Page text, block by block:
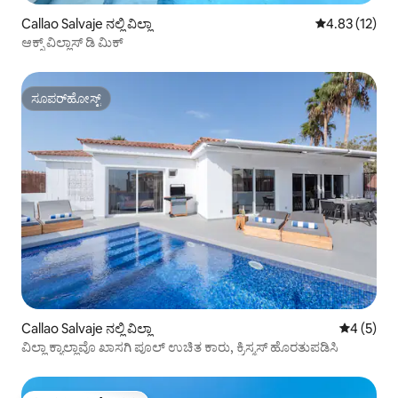
Callao Salvaje ನಲ್ಲಿ ವಿಲ್ಲಾ 5 ರಲ್ಲಿ 4.83
4.83 (12)
ಆಕ್ಸ್ ವಿಲ್ಲಾಸ್ ಡಿ ಮಿಕ್
ಸೂಪರ್‌ಹೋಸ್ಟ್
ಸೂಪರ್‌ಹೋಸ್ಟ್
Callao Salvaje ನಲ್ಲಿ ವಿಲ್ಲಾ 5 ರಲ್ಲಿ 4
4 (5)
ವಿಲ್ಲಾ ಕ್ಯಾಲ್ಲಾವೊ ಖಾಸಗಿ ಪೂಲ್ ಉಚಿತ ಕಾರು, ಕ್ರಿಸ್ಮಸ್ ಹೊರತುಪಡಿಸಿ